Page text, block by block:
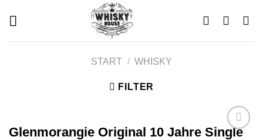
START / WHISKY
FILTER
Glenmorangie Original 10 Jahre Single